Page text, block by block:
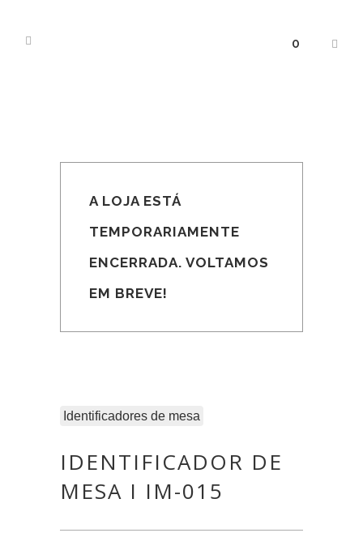
0
A LOJA ESTÁ
TEMPORARIAMENTE
ENCERRADA. VOLTAMOS
EM BREVE!
Identificadores de mesa
IDENTIFICADOR DE
MESA I IM-015